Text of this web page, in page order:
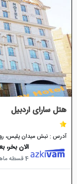
هتل سارای اردبیل
آدرس : نبش میدان پلیس،
الان بخر،
4 قسطه ماهانه بدون سود